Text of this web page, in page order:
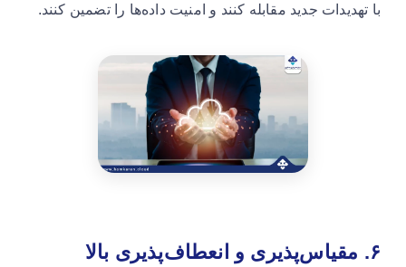
با تهدیدات جدید مقابله کنند و امنیت داده‌ها را تضمین کنند.
۶. مقیاس‌پذیری و انعطاف‌پذیری بالا